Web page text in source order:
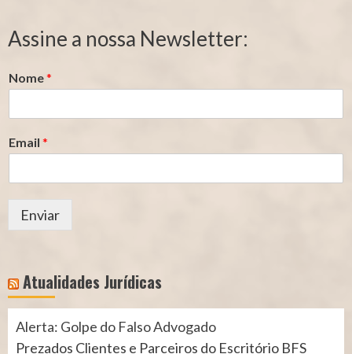
SeguradoContribuição
Assine a nossa Newsletter:
Nome*
Email *
Enviar
Atualidades Jurídicas
Alerta: Golpe do Falso Advogado
Prezados Clientes e Parceiros do Escritório BFS